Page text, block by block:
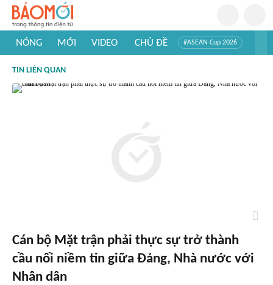
NÓNG MỚI VIDEO CHỦ ĐỀ #ASEAN Cup 2026
#Khám phá thế giới
TIN LIÊN QUAN
Cán bộ Mặt trận phải thực sự trở thành
cầu nối niềm tin giữa Đảng, Nhà nước với
Nhân dân